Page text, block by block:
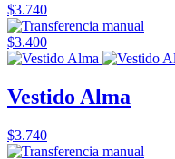
$3.740
$3.400
Vestido Alma
$3.740